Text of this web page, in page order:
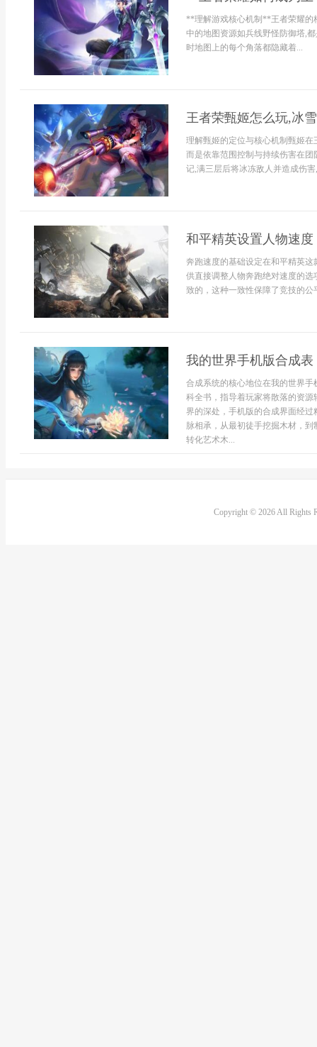
**理解游戏核心机制**王者荣耀的
中的地图资源如兵线野怪防御塔,
时地图上的每个角落都隐藏着...
王者荣甄姬怎么玩,冰
理解甄姬的定位与核心机制甄姬
而是依靠范围控制与持续伤害在团
记,满三层后将冰冻敌人并造成伤
和平精英设置人物速
奔跑速度的基础设定在和平精英
供直接调整人物奔跑绝对速度的
致的，这种一致性保障了竞技的公
我的世界手机版合成
合成系统的核心地位在我的世界
科全书，指导着玩家将散落的资
界的深处，手机版的合成界面经
脉相承，从最初徒手挖掘木材，
转化艺术木...
Copyright © 2026 All Rights